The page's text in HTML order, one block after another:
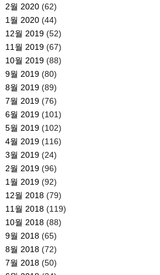
2월 2020(62)
1월 2020(44)
12월 2019(52)
11월 2019(67)
10월 2019(88)
9월 2019(80)
8월 2019(89)
7월 2019(76)
6월 2019(101)
5월 2019(102)
4월 2019(116)
3월 2019(24)
2월 2019(96)
1월 2019(92)
12월 2018(79)
11월 2018(119)
10월 2018(88)
9월 2018(65)
8월 2018(72)
7월 2018(50)